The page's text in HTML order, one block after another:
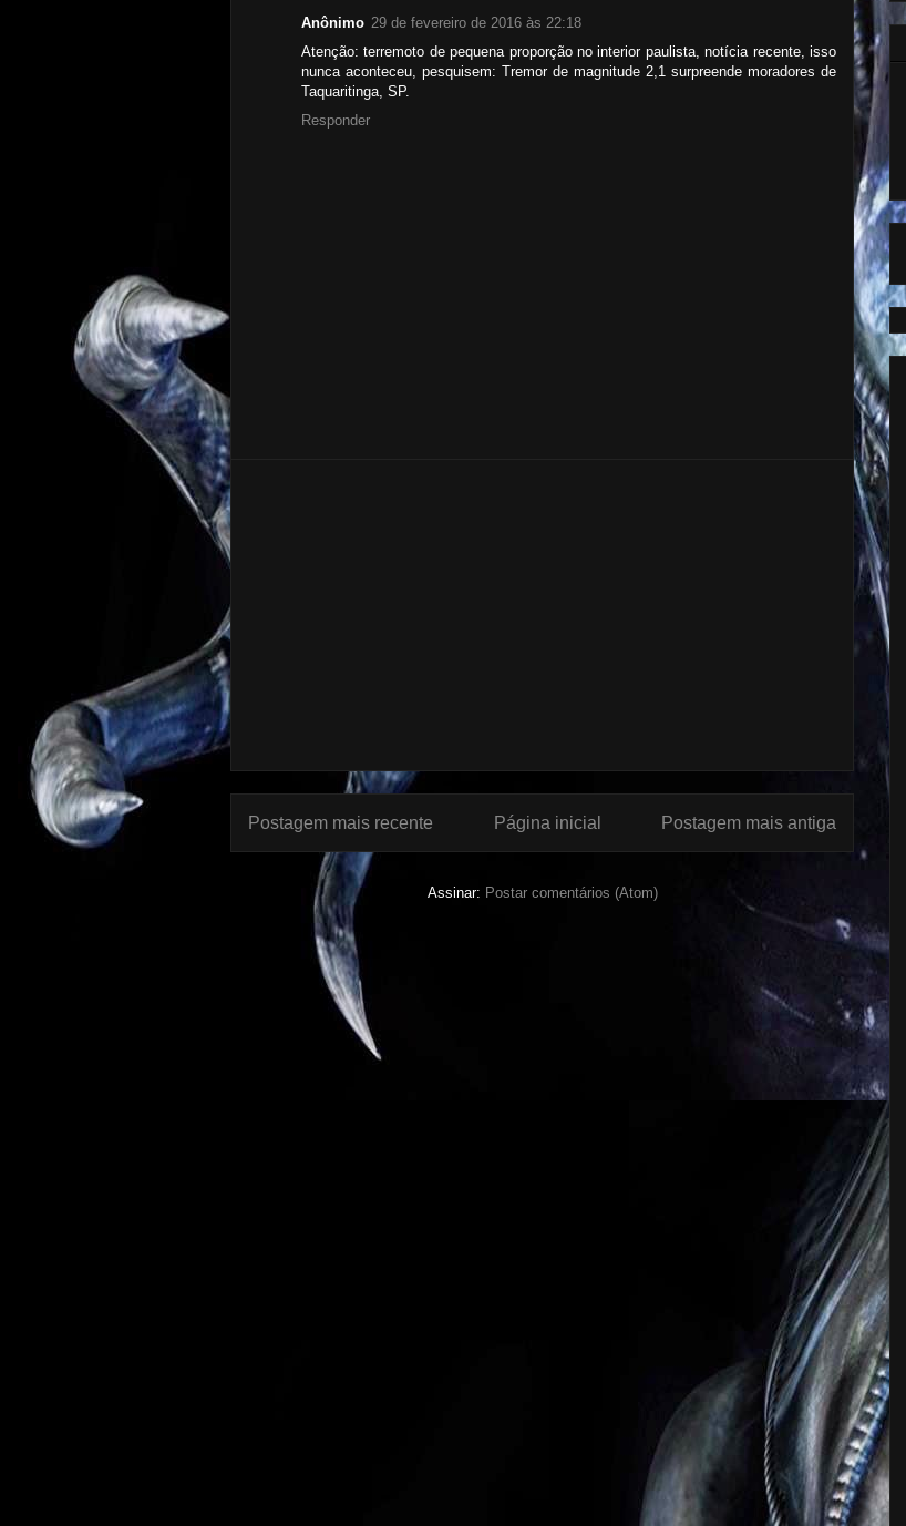
Anônimo 29 de fevereiro de 2016 às 22:18
Atenção: terremoto de pequena proporção no interior paulista, notícia recente, isso
nunca aconteceu, pesquisem: Tremor de magnitude 2,1 surpreende moradores de
Taquaritinga, SP.
Responder
Postagem mais recente Postagem mais antiga
Página inicial
Assinar: Postar comentários (Atom)